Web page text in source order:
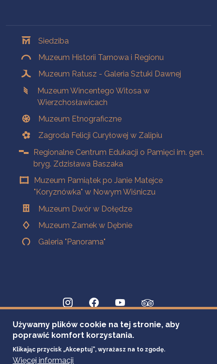
Siedziba
Muzeum Historii Tarnowa i Regionu
Muzeum Ratusz - Galeria Sztuki Dawnej
Muzeum Wincentego Witosa w
Wierzchosławicach
Muzeum Etnograficzne
Zagroda Felicji Curyłowej w Zalipiu
Regionalne Centrum Edukacji o Pamięci im. gen.
bryg. Zdzisława Baszaka
Muzeum Pamiątek po Janie Matejce
"Koryznówka" w Nowym Wiśniczu
Muzeum Dwór w Dołędze
Muzeum Zamek w Dębnie
Galeria "Panorama"
Używamy plików cookie na tej stronie, aby
poprawić komfort korzystania.
Klikając przycisk „Akceptuj”, wyrażasz na to zgodę.
Więcej informacji